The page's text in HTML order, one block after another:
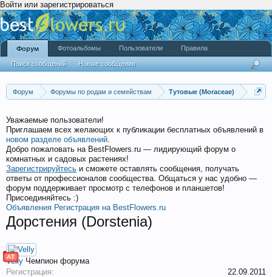
Войти или зарегистрироваться
Форум Форумы по родам и семействам Тутовые (Moraceae)
Уважаемые пользователи!
Приглашаем всех желающих к публикации бесплатных объявлений в
новом разделе объявлений.
Добро пожаловать на BestFlowers.ru — лидирующий форум о
комнатных и садовых растениях!
Зарегистрируйтесь и сможете оставлять сообщения, получать
ответы от профессионалов сообщества. Общаться у нас удобно —
форум поддерживает просмотр с телефонов и планшетов!
Присоединяйтесь :)
Объявления Регистрация на BestFlowers.ru
Дорстения (Dorstenia)
АТ
Velly Чемпион форума
Регистрация:
22.09.2011
Форум
Поиск сообщений Новые сообщения
Фотоальбомы Пользователи Правила